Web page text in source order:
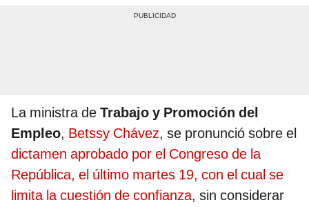
La ministra de Trabajo y Promoción del
Empleo, Betssy Chávez, se pronunció sobre el
dictamen aprobado por el Congreso de la
República, el último martes 19, con el cual se
limita la cuestión de confianza, sin considerar